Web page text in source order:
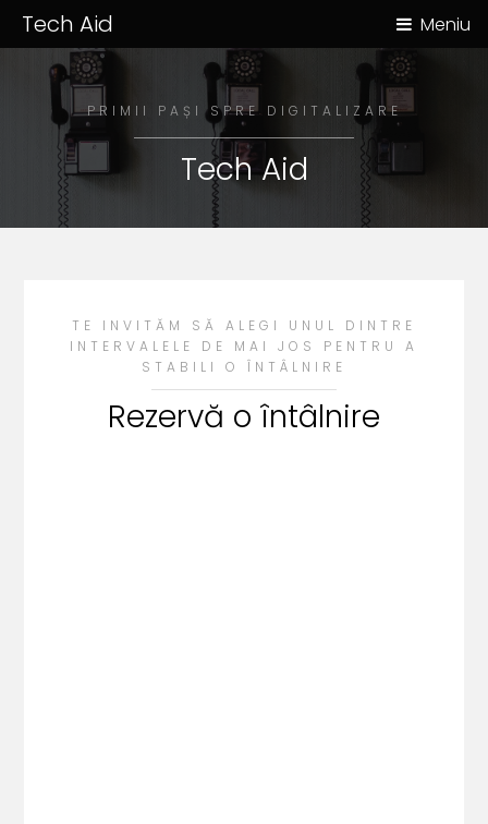
Tech Aid Meniu
PRIMII PAȘI SPRE DIGITALIZARE
Tech Aid
TE INVITĂM SĂ ALEGI UNUL DINTRE
INTERVALELE DE MAI JOS PENTRU A
STABILI O ÎNTÂLNIRE
Rezervă o întâlnire